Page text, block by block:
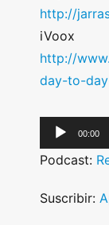
http://
iVoox
http://
day-to-
u
i
00:00
Podcast:
Suscribir: